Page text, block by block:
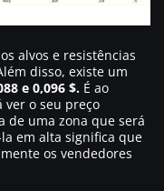
alvos e resistências
disso, existe um
e 0,096 $. É ao
ver o seu preço
de uma zona que será
em alta significa que
os vendedores